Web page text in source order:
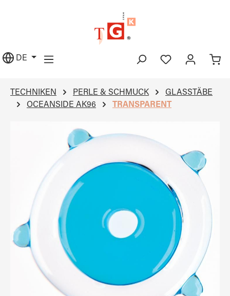
DE
TECHNIKEN PERLE & SCHMUCK
GLASSTÄBE
OCEANSIDE AK96
TRANSPARENT
Bildergalerie überspringen